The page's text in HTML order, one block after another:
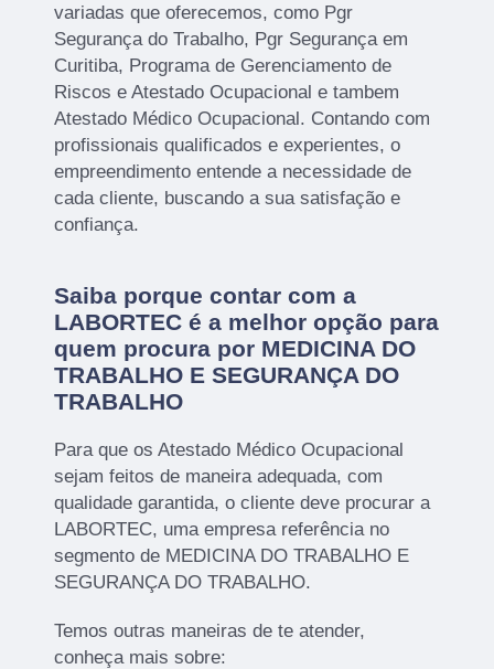
variadas que oferecemos, como Pgr
Segurança do Trabalho, Pgr Segurança em
Curitiba, Programa de Gerenciamento de
Riscos e Atestado Ocupacional e tambem
Atestado Médico Ocupacional. Contando com
profissionais qualificados e experientes, o
empreendimento entende a necessidade de
cada cliente, buscando a sua satisfação e
confiança.
Saiba porque contar com a
LABORTEC é a melhor opção para
quem procura por MEDICINA DO
TRABALHO E SEGURANÇA DO
TRABALHO
Para que os Atestado Médico Ocupacional
sejam feitos de maneira adequada, com
qualidade garantida, o cliente deve procurar a
LABORTEC, uma empresa referência no
segmento de MEDICINA DO TRABALHO E
SEGURANÇA DO TRABALHO.
Temos outras maneiras de te atender,
conheça mais sobre: